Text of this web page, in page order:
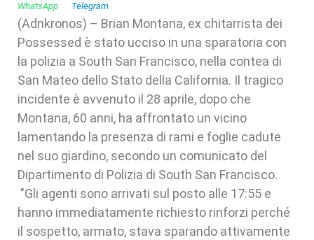
(Adnkronos) – Brian Montana, ex chitarrista dei
Possessed è stato ucciso in una sparatoria con
la polizia a South San Francisco, nella contea di
San Mateo dello Stato della California. Il tragico
incidente è avvenuto il 28 aprile, dopo che
Montana, 60 anni, ha affrontato un vicino
lamentando la presenza di rami e foglie cadute
nel suo giardino, secondo un comunicato del
Dipartimento di Polizia di South San Francisco.
"Gli agenti sono arrivati sul posto alle 17:55 e
hanno immediatamente richiesto rinforzi perché
il sospetto, armato, stava sparando attivamente